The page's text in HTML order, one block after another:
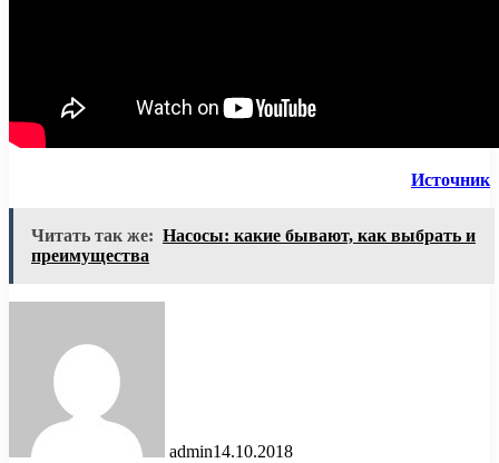
Источник
Читать так же: Насосы: какие бывают, как выбрать и
преимущества
admin14.10.2018